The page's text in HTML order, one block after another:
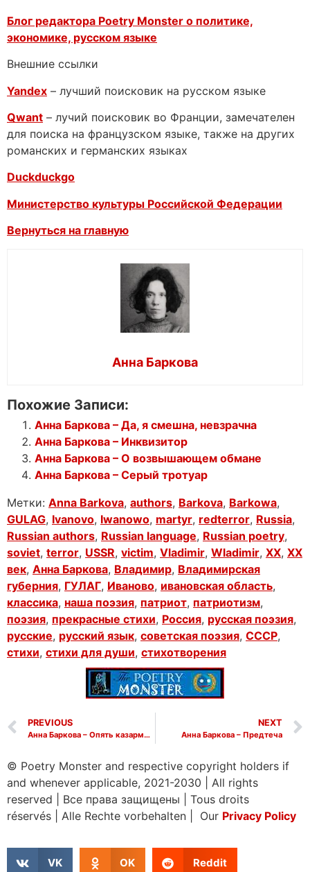
Блог редактора Poetry Monster о политике,
экономике, русском языке
Внешние ссылки
Yandex – лучший поисковик на русском языке
Qwant – лучий поисковик во Франции, замечателен
для поиска на французском языке, также на других
романских и германских языках
Duckduckgo
Министерство культуры Российской Федерации
Вернуться на главную
Анна Баркова
Похожие Записи:
Анна Баркова – Да, я смешна, невзрачна
Анна Баркова – Инквизитор
Анна Баркова – О возвышающем обмане
Анна Баркова – Серый тротуар
Метки: Anna Barkova, authors, Barkova, Barkowa,
GULAG, Ivanovo, Iwanowo, martyr, redterror, Russia,
Russian authors, Russian language, Russian poetry,
soviet, terror, USSR, victim, Vladimir, Wladimir, XX, XX
век, Анна Баркова, Владимир, Владимирская
губерния, ГУЛАГ, Иваново, ивановская область,
классика, наша поэзия, патриот, патриотизм,
поэзия, прекрасные стихи, Россия, русская поэзия,
русские, русский язык, советская поэзия, СССР,
стихи, стихи для души, стихотворения
PREVIOUS
Анна Баркова – Опять казарменное платье
NEXT
Анна Баркова – Предтеча
© Poetry Monster and respective copyright holders if
and whenever applicable, 2021-2030
All rights
reserved
Все права защищены
Tous droits
réservés
Alle Rechte vorbehalten | Our Privacy Policy
VK OK Reddit